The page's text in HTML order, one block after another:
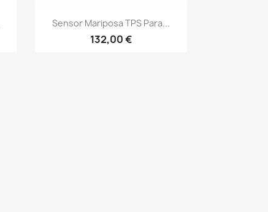
Vista rápida
Sensor Mariposa TPS Para...
132,00 €